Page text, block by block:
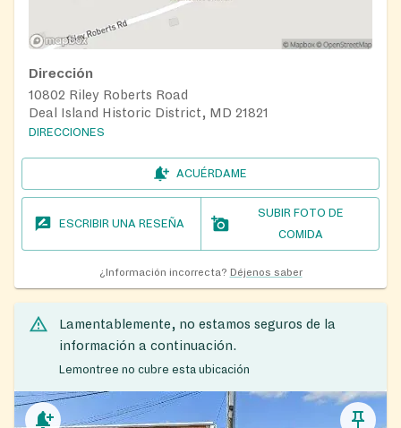
Dirección
10802 Riley Roberts Road
Deal Island Historic District, MD 21821
DIRECCIONES
ACUÉRDAME
ESCRIBIR UNA RESEÑA
SUBIR FOTO DE
COMIDA
¿Información incorrecta? Déjenos saber
Lamentablemente, no estamos seguros de la
información a continuación.
Lemontree no cubre esta ubicación